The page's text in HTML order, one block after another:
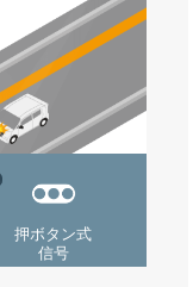
押ボタン式
信号